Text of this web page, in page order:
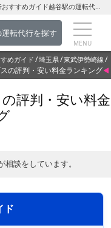
全国の運転代行業者のポータルナビサイト 運転代行おすすめガイド越谷駅の運転代行を探す-埼玉県の運転代行
転代行を探す
めガイド 埼玉県 東武伊勢崎線
の評判・安い料金ランキング
評判・安い料金
相談をしています。
ド